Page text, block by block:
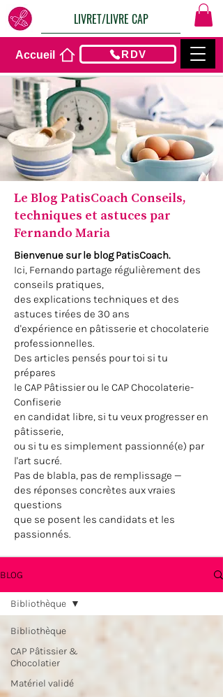
LIVRET/LIVRE CAP
Accueil RDV
Le Blog PatisCoach Conseils,
techniques et astuces par
Fernando Maria
Bienvenue sur le blog PatisCoach.
Ici, Fernando partage régulièrement des
conseils pratiques,
des explications techniques et des
astuces tirées de 30 ans
d'expérience en pâtisserie et chocolaterie
professionnelles.
Des articles pensés pour toi si tu
prépares
le CAP Pâtissier ou le CAP Chocolaterie-
Confiserie
en candidat libre, si tu veux progresser en
pâtisserie,
ou si tu es simplement passionné(e) par
l'art sucré.
Pas de blabla, pas de remplissage —
des réponses concrètes aux vraies
questions
que se posent les candidats et les
passionnés.
BLOG
Bibliothèque
CAP Pâtissier &
Chocolatier
Matériel validé
Bibliothèque